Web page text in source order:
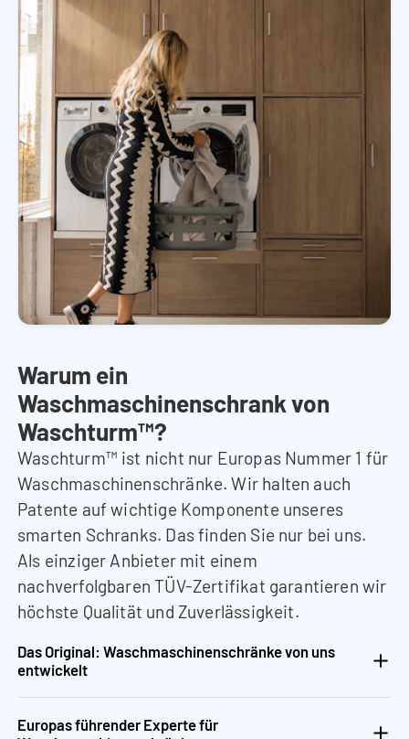
Warum ein
Waschmaschinenschrank von
Waschturm™?
Waschturm™ ist nicht nur Europas Nummer 1 für
Waschmaschinenschränke. Wir halten auch
Patente auf wichtige Komponente unseres
smarten Schranks. Das finden Sie nur bei uns.
Als einziger Anbieter mit einem
nachverfolgbaren TÜV-Zertifikat garantieren wir
höchste Qualität und Zuverlässigkeit.
Das Original: Waschmaschinenschränke von uns
entwickelt
Europas führender Experte für